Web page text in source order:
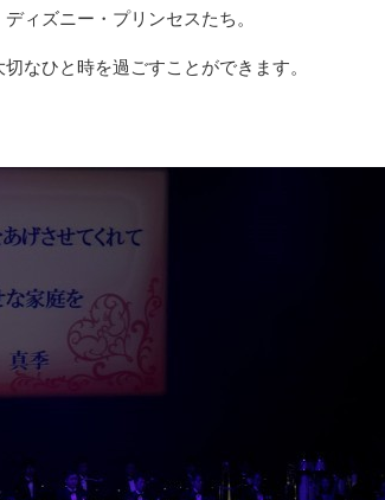
ィズニー・プリンセスたち。
なひと時を過ごすことができます。